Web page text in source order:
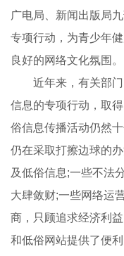
广电局、新闻出版局
专项行动，为青少年
良好的网络文化氛围。
近年来，有关部门
信息的专项行动，取
俗信息传播活动仍然
仍在采取打擦边球的
及低俗信息;一些不法
大肆敛财;一些网络运
商，只顾追求经济利
和低俗网站提供了便